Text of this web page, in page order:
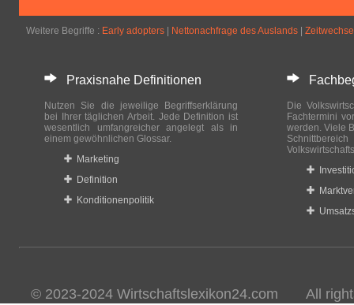
Weitere Begriffe : Early adopters Nettonachfrage des Auslands
Praxisnahe Definitionen
Nutzen Sie die jeweilige Begriffserklärung
bei Ihrer täglichen Arbeit. Jede Definition ist
wesentlich umfangreicher angelegt als in
einem gewöhnlichen Glossar.
Marketing
Definition
Konditionenpolitik
Die
Fachtermini
werden. Viele
© 2023-2024 Wirtschaftslexikon24.com All